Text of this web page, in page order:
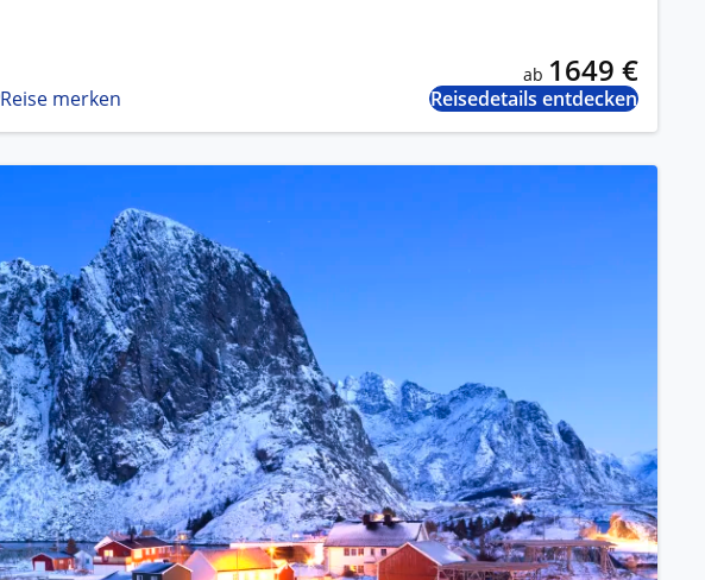
ab 1649 €
Reise merken Reisedetails entdecken